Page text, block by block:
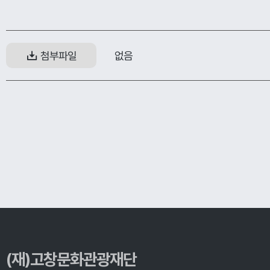
첨부파일 없음
(재)고창문화관광재단